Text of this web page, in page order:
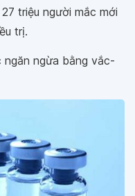
triệu người mắc mới
trị.
ngừa bằng vắc-